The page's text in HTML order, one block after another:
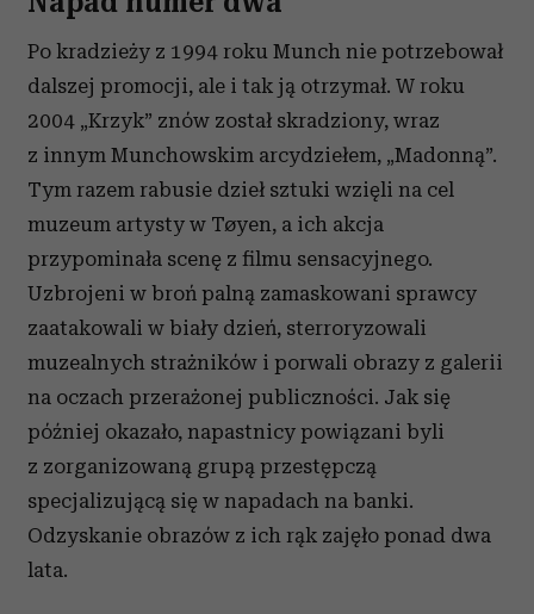
Po kradzieży z 1994 roku Munch nie potrzebował
dalszej promocji, ale i tak ją otrzymał. W roku
2004 „Krzyk” znów został skradziony, wraz
z innym Munchowskim arcydziełem, „Madonną”.
Tym razem rabusie dzieł sztuki wzięli na cel
muzeum artysty w Tøyen, a ich akcja
przypominała scenę z filmu sensacyjnego.
Uzbrojeni w broń palną zamaskowani sprawcy
zaatakowali w biały dzień, sterroryzowali
muzealnych strażników i porwali obrazy z galerii
na oczach przerażonej publiczności. Jak się
później okazało, napastnicy powiązani byli
z zorganizowaną grupą przestępczą
specjalizującą się w napadach na banki.
Odzyskanie obrazów z ich rąk zajęło ponad dwa
lata.